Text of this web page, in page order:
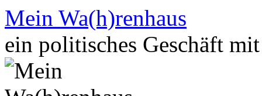
Zum
Inhalt
springen
Mein Wa(h)renhaus
ein politisches Geschäft